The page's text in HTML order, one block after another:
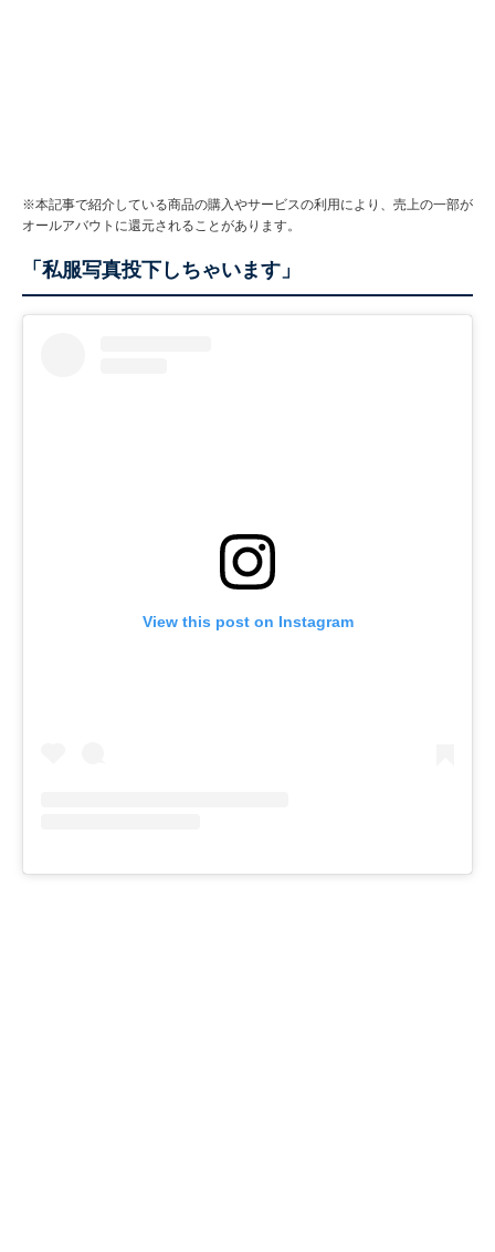
※本記事で紹介している商品の購入やサービスの利用により、売上の一部が
オールアバウトに還元されることがあります。
「私服写真投下しちゃいます」
View this post on Instagram